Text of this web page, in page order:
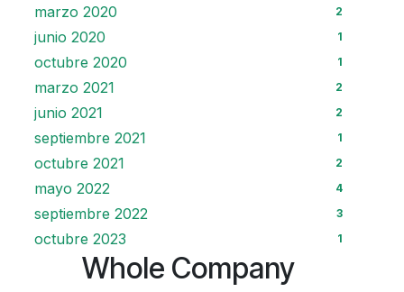
marzo 2020 2
junio 2020 1
octubre 2020 1
marzo 2021 2
junio 2021 2
septiembre 2021 1
octubre 2021 2
mayo 2022 4
septiembre 2022 3
octubre 2023 1
Whole Company